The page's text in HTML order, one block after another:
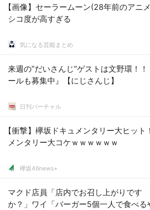
【画像】セーラームーン(28年前のアニメ
シコ度が高すぎる
気になる芸能まとめ
来週の”だいさんじ”ゲストは文野環！！
ールも募集中』【にじさんじ】
日刊バーチャル
【衝撃】欅坂ドキュメンタリー大ヒッ
メンタリー大コケｗｗｗｗｗｗ
欅坂46news+
マクド店員「店内でお召し上がりです
か？」ワイ「バーガー5個一人で食べる